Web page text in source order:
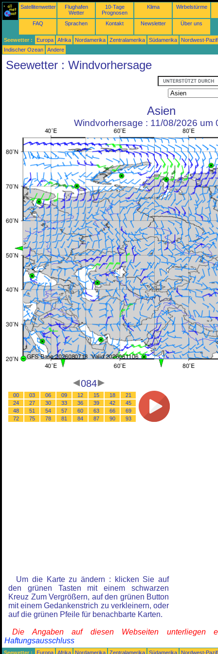
Satellitenwetter
Flughafen
Wetter
10-Tage
Prognosen
Klima Wirbelstürme
FAQ Sprachen Kontakt Newsletter Über uns
Seewetter : Europa Afrika Nordamerika Zentralamerika Südamerika
Nordwest-
Indischer Ozean
Andere
Seewetter : Windvorhersage
Asien
Windvorhersage : 11/08/2026 um
084
00 03 06 09 12 15 18
21
24
27 30 33 36 39 42
45
48
51 54 57 60 63 66
69
72
75 78 81 84 87 90 93
Um die Karte zu ändern : klicken Sie auf
den grünen Tasten mit einem schwarzen
Kreuz Zum Vergrößern, auf den grünen Button
mit einem Gedankenstrich zu verkleinern, oder
auf die grünen Pfeile für benachbarte Karten.
Die Angaben auf diesen Webseiten unterliegen
Haftungsausschluss
Seewetter : Europa Afrika Nordamerika Zentralamerika Südamerika
Nordwest-